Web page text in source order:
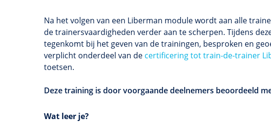
Na het volgen van een Liberman module wordt aan alle
de trainersvaardigheden verder aan te scherpen. Tijdens
tegenkomt bij het geven van de trainingen, besproken en
verplicht onderdeel van de certificering tot train-de-trainer
toetsen.
Deze training is door voorgaande deelnemers beoordeeld
Wat leer je?